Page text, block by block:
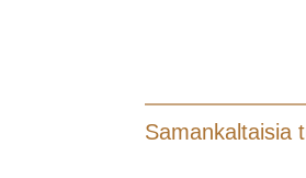
Samankaltaisia